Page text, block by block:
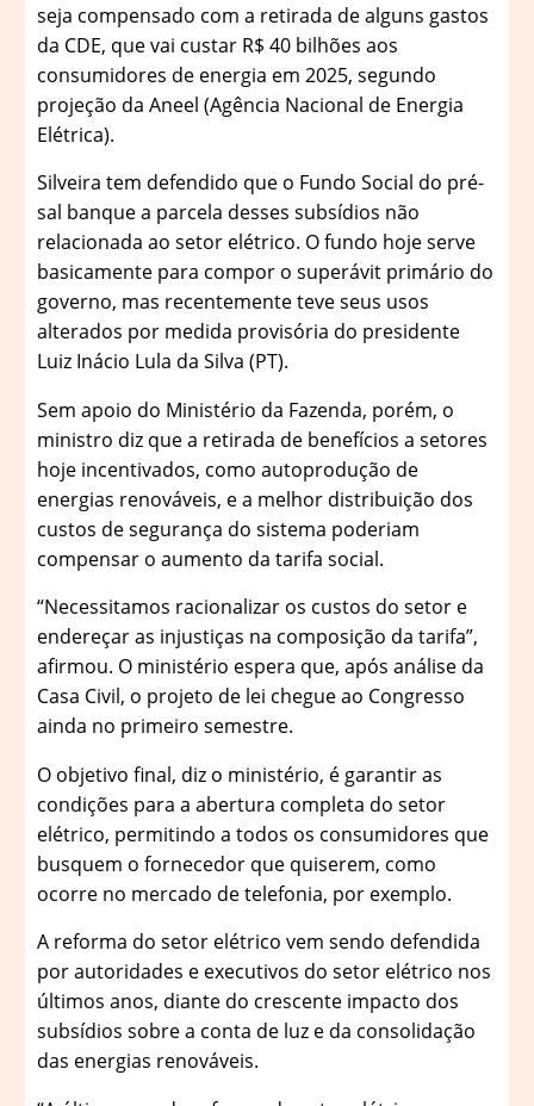
seja compensado com a retirada de alguns gastos
da CDE, que vai custar R$ 40 bilhões aos
consumidores de energia em 2025, segundo
projeção da Aneel (Agência Nacional de Energia
Elétrica).
Silveira tem defendido que o Fundo Social do pré-
sal banque a parcela desses subsídios não
relacionada ao setor elétrico. O fundo hoje serve
basicamente para compor o superávit primário do
governo, mas recentemente teve seus usos
alterados por medida provisória do presidente
Luiz Inácio Lula da Silva (PT).
Sem apoio do Ministério da Fazenda, porém, o
ministro diz que a retirada de benefícios a setores
hoje incentivados, como autoprodução de
energias renováveis, e a melhor distribuição dos
custos de segurança do sistema poderiam
compensar o aumento da tarifa social.
“Necessitamos racionalizar os custos do setor e
endereçar as injustiças na composição da tarifa”,
afirmou. O ministério espera que, após análise da
Casa Civil, o projeto de lei chegue ao Congresso
ainda no primeiro semestre.
O objetivo final, diz o ministério, é garantir as
condições para a abertura completa do setor
elétrico, permitindo a todos os consumidores que
busquem o fornecedor que quiserem, como
ocorre no mercado de telefonia, por exemplo.
A reforma do setor elétrico vem sendo defendida
por autoridades e executivos do setor elétrico nos
últimos anos, diante do crescente impacto dos
subsídios sobre a conta de luz e da consolidação
das energias renováveis.